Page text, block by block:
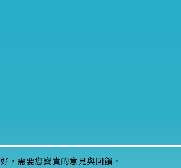
，需要您寶貴的意見與回饋。